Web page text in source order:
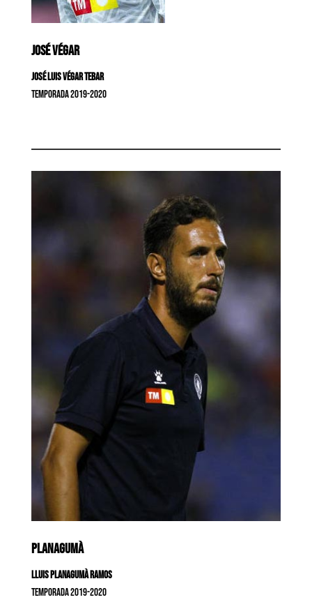
JOSÉ VÉGAR
José Luis Végar Tebar
Temporada 2019-2020
PLANAGUMÀ
Lluis Planagumà Ramos
Temporada 2019-2020